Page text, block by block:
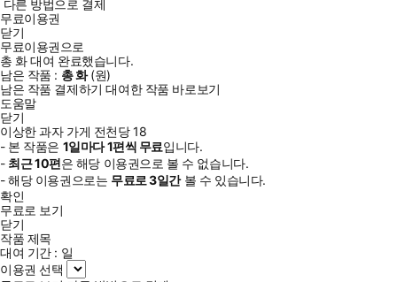
다른 방법으로 결제
무료이용권
닫기
무료이용권으로
총화대여 완료했습니다.
남은 작품 : 총화(원)
남은 작품 결제하기 대여한 작품 바로보기
도움말
닫기
이상한 과자 가게 전천당 18
- 본 작품은 1일마다1편씩 무료입니다.
- 최근10편은 해당 이용권으로 볼 수 없습니다.
- 해당 이용권으로는 무료로3일간볼 수 있습니다.
확인
무료로 보기
닫기
작품 제목
대여 기간 : 일
이용권 선택